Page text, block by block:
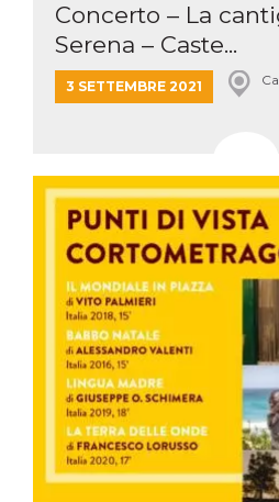
Concerto – La
Serena – Caste...
3 SETTEMBRE 2021